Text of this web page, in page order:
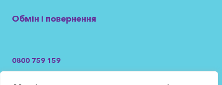
Обмін і повернення
0800 759 159
Безкоштовно з усіх операторів України